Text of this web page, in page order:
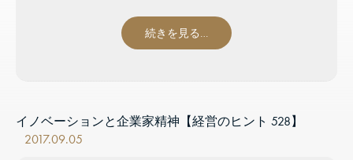
続きを見る…
イノベーションと企業家精神【経営のヒント 528】
2017.09.05